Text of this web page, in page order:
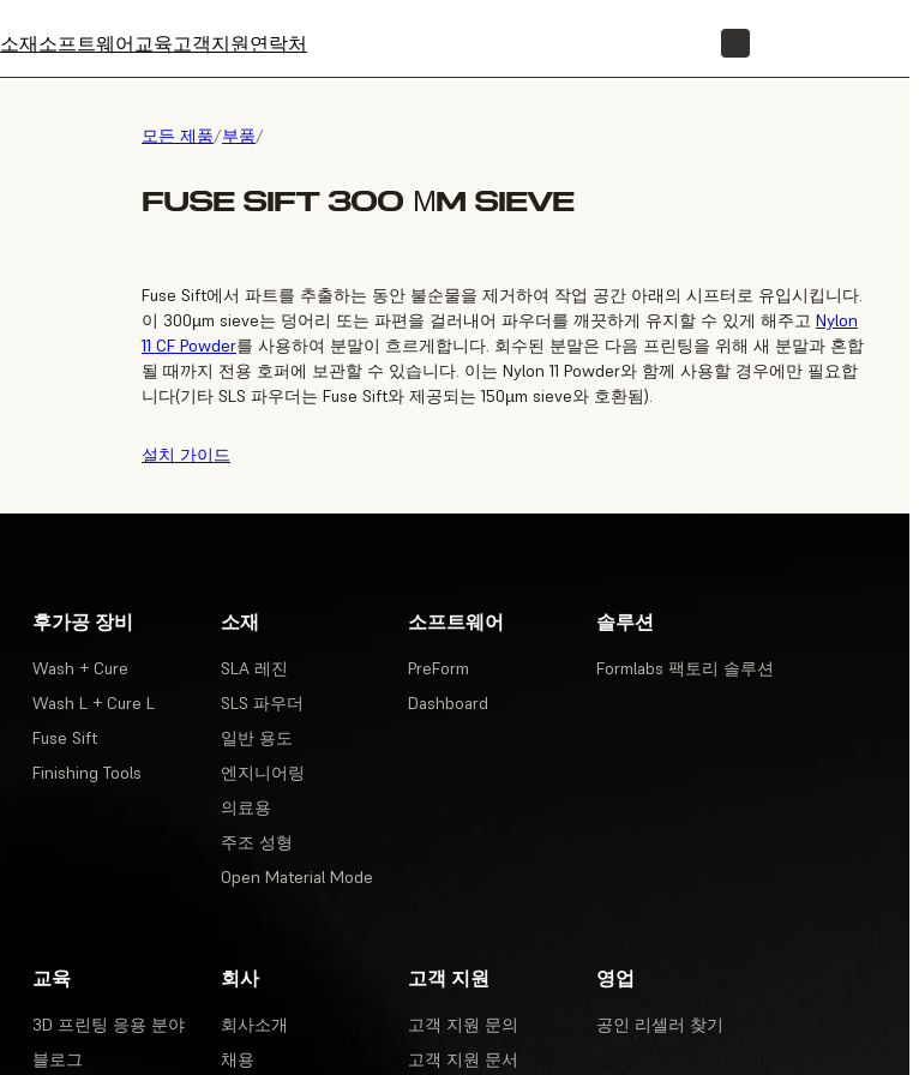
소재소프트웨어교육고객지원연락처
모든 제품/부품/
FUSE SIFT 300 ΜM SIEVE
Fuse Sift에서 파트를 추출하는 동안 불순물을 제거하여 작업 공간 아래의 시프터로 유입시킵니다.
이 300µm sieve는 덩어리 또는 파편을 걸러내어 파우더를 깨끗하게 유지할 수 있게 해주고 Nylon
11 CF Powder를 사용하여 분말이 흐르게합니다. 회수된 분말은 다음 프린팅을 위해 새 분말과 혼합
될 때까지 전용 호퍼에 보관할 수 있습니다. 이는 Nylon 11 Powder와 함께 사용할 경우에만 필요합
니다(기타 SLS 파우더는 Fuse Sift와 제공되는 150µm sieve와 호환됨).
설치 가이드
후가공 장비
Wash + Cure
Wash L + Cure L
Fuse Sift
Finishing Tools
소재
SLA 레진
SLS 파우더
일반 용도
엔지니어링
의료용
주조 성형
Open Material Mode
소프트웨어
PreForm
Dashboard
솔루션
Formlabs 팩토리 솔루션
교육
3D 프린팅 응용 분야
블로그
회사
회사소개
채용
고객 지원
고객 지원 문의
고객 지원 문서
영업
공인 리셀러 찾기